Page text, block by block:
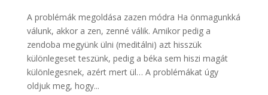
A problémák megoldása zazen módra Ha önmagunkká
válunk, akkor a zen, zenné válik. Amikor pedig a
zendoba megyünk ülni (meditálni) azt hisszük
különlegeset teszünk, pedig a béka sem hiszi magát
különlegesnek, azért mert ül… A problémákat úgy
oldjuk meg, hogy...